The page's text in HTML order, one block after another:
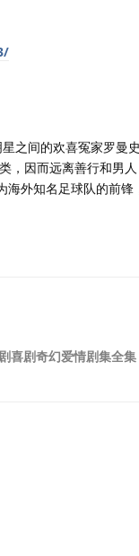
之间的欢喜冤家罗曼
，因而远离善行和男
外知名足球队的前
喜剧奇幻爱情剧集全